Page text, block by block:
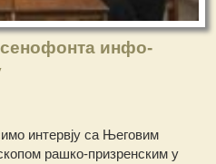
инфо-
интервју са Његовим
рашко-призренским у